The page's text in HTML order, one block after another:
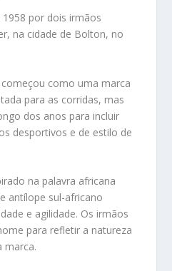
por dois irmãos
na cidade de Bolton, no
como uma marca
para as corridas, mas
dos anos para incluir
desportivos e de estilo de
na palavra africana
antílope sul-africano
e agilidade. Os irmãos
para refletir a natureza
marca.